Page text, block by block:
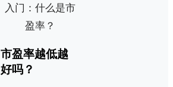
市盈率越低越
好吗？